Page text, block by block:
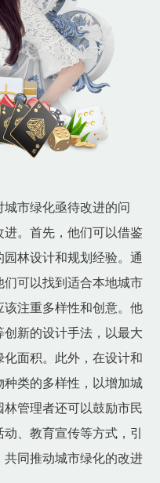
市绿化亟待改进的问
。首先，他们可以借鉴
林设计和规划经验。通
可以找到适合本地城市
注重多样性和创意。他
新的设计手法，以最大
面积。此外，在设计和
类的多样性，以增加城
管理者还可以鼓励市民
、教育宣传等方式，引
同推动城市绿化的改进